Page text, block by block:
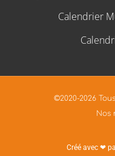
Calendrier
©2020-2026
Nos
Créé avec ❤